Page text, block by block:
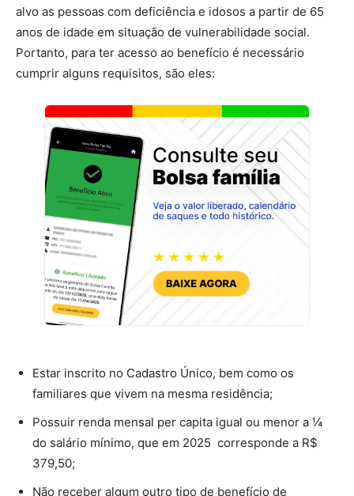
alvo as pessoas com deficiência e idosos a partir de 65
anos de idade em situação de vulnerabilidade social.
Portanto, para ter acesso ao benefício é necessário
cumprir alguns requisitos, são eles:
Estar inscrito no Cadastro Único, bem como os
familiares que vivem na mesma residência;
Possuir renda mensal per capita igual ou menor a ¼
do salário mínimo, que em 2025 corresponde a R$
379,50;
Não receber algum outro tipo de benefício de